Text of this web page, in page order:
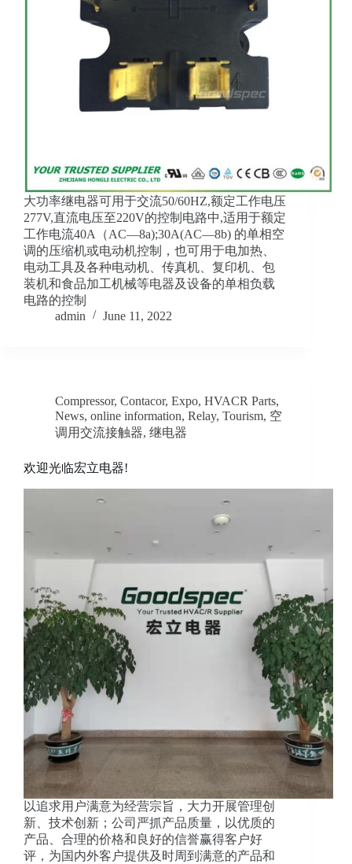
大功率继电器可用于交流50/60HZ,额定工作电压
277V,直流电压至220V的控制电路中,适用于额定
工作电流40A（AC—8a);30A(AC—8b) 的单相空
调的压缩机或电动机控制，也可用于电加热、
电动工具及各种电动机、传真机、复印机、包
装机和食品加工机械等电器及设备的单相负载
电路的控制
admin
June 11, 2022
Compressor, Contacor, Expo, HVACR Parts,
News, online information, Relay, Tourism, 空
调用交流接触器, 继电器
欢迎光临宏立电器!
以追求用户满意为经营宗旨，大力开展管理创
新、技术创新；公司严抓产品质量，以优质的
产品、合理的价格和良好的信誉赢得客户好
评，为国内外客户提供及时周到满意的产品和